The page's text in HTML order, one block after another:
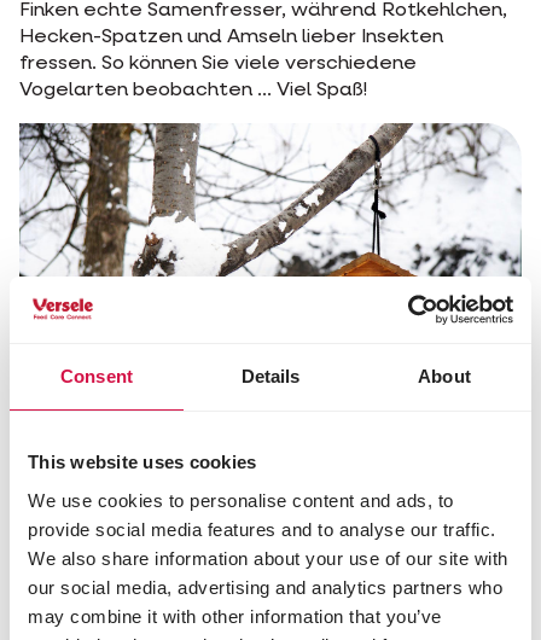
Consent Details About
This website uses cookies
We use cookies to personalise content and ads, to
provide social media features and to analyse our traffic.
We also share information about your use of our site with
our social media, advertising and analytics partners who
may combine it with other information that you’ve
Finken echte Samenfresser, während Rotkehlchen,
Hecken-Spatzen und Amseln lieber Insekten
fressen. So können Sie viele verschiedene
Vogelarten beobachten ... Viel Spaß!
Diese Seite Teilen
Auf Facebook
Auf Per